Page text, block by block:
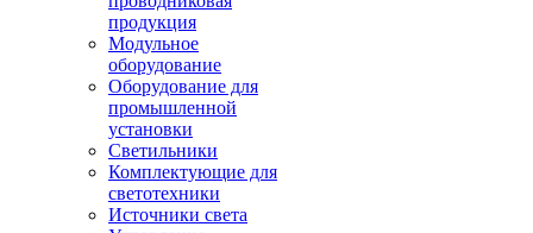
продукция
Модульное
оборудование
Оборудование для
промышленной
установки
Светильники
Комплектующие для
светотехники
Источники света